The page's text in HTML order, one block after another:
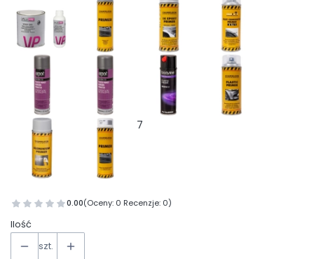
7
0.00(Oceny: 0 Recenzje: 0)
Ilość
szt.